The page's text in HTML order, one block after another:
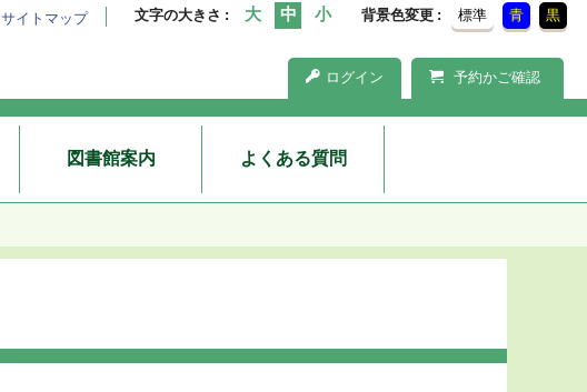
文字の大きさ 背景色変更 標準 青 黒
ログイン 予約かご確認
サイトマップ
図書館案内 よくある質問